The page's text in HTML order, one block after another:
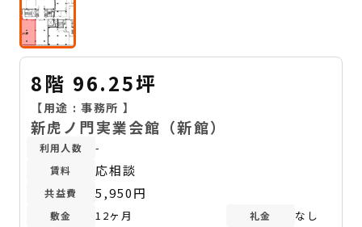
8階 96.25坪
【用途 :事務所 】
新虎ノ門実業会館（新館）
利用人数 -
賃料 応相談
共益費 5,950円
敷金 12ヶ月 礼金 なし